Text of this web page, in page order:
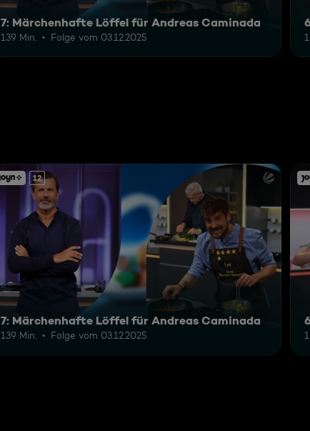
7: Märchenhafte Löffel für Andreas Caminada
139 Min. Folge vom 03.12.2025
12
7: Märchenhafte Löffel für Andreas Caminada
139 Min. Folge vom 03.12.2025